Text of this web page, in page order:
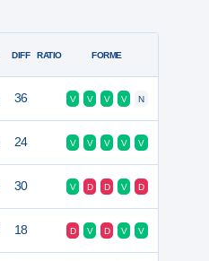
DIFF RATIO FORME
36 V V V V N
24 V V V V V
30 V D D V D
18 D V D V V